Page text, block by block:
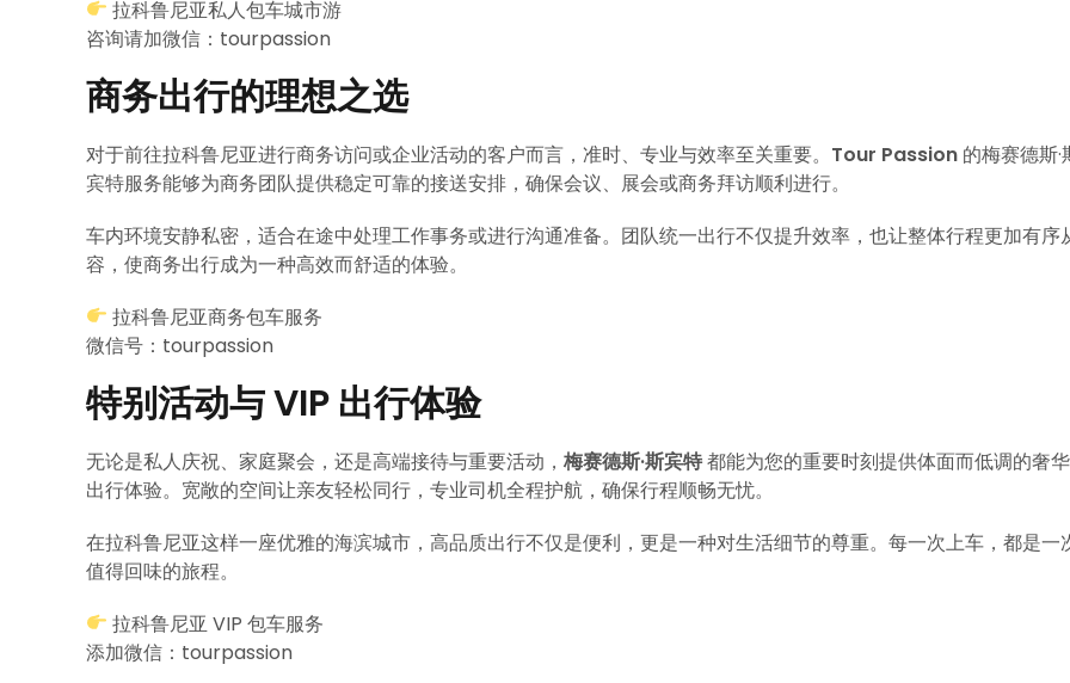
拉科鲁尼亚私人包车城市游
咨询请加微信：tourpassion
商务出行的理想之选
对于前往拉科鲁尼亚进行商务访问或企业活动的客户而言，准时、专业与效率至关重要。 Tour Passion 的梅赛德斯·
宾特服务能够为商务团队提供稳定可靠的接送安排，确保会议、展会或商务拜访顺利进行。
车内环境安静私密，适合在途中处理工作事务或进行沟通准备。团队统一出行不仅提升效率，也让整体行程更加有序
容，使商务出行成为一种高效而舒适的体验。
拉科鲁尼亚商务包车服务
微信号：tourpassion
特别活动与 VIP 出行体验
无论是私人庆祝、家庭聚会，还是高端接待与重要活动， 梅赛德斯·斯宾特都能为您的重要时刻提供体面而低调的奢华
出行体验。宽敞的空间让亲友轻松同行，专业司机全程护航，确保行程顺畅无忧。
在拉科鲁尼亚这样一座优雅的海滨城市，高品质出行不仅是便利，更是一种对生活细节的尊重。每一次上车，都是一
值得回味的旅程。
拉科鲁尼亚 VIP 包车服务
添加微信：tourpassion